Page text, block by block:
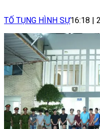
TỐ TỤNG HÌNH SỰ16:18